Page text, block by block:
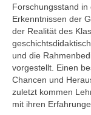
Forschungsstand
Erkenntnissen der
der Realität des
und die
vorgestellt. Einen
Chancen und
zuletzt kommen
mit ihren